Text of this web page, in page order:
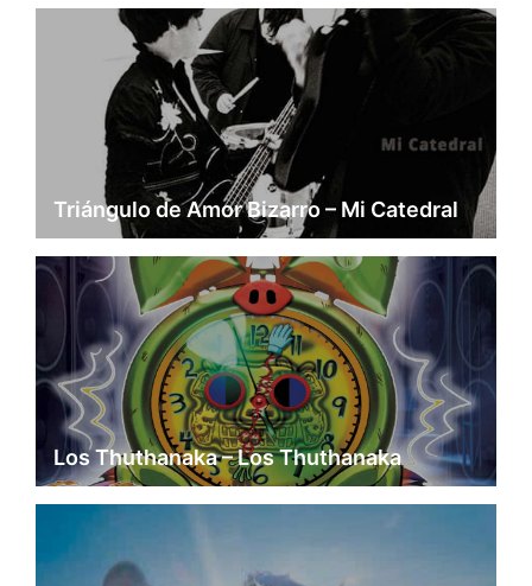
Triángulo de Amor Bizarro – Mi Catedral
Los Thuthanaka – Los Thuthanaka